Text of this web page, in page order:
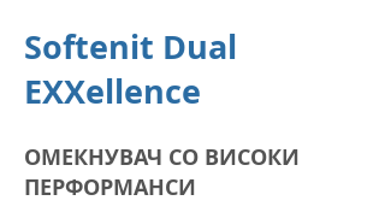
Softenit Dual
EXXellence
ОМЕКНУВАЧ СО ВИСОКИ
ПЕРФОРМАНСИ